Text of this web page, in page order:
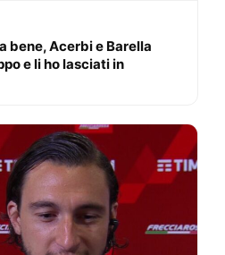
bene, Acerbi e Barella
e li ho lasciati in